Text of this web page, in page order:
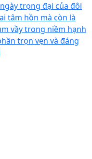
trọng đại của đôi
tâm hồn mà còn là
vầy trong niềm hạnh
trọn vẹn và đáng